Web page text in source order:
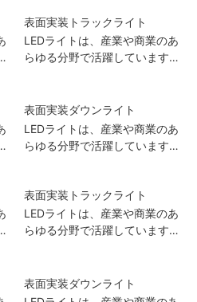
表面実装トラックライト
LEDライトは、産業や商業のあ
らゆる分野で活躍しています。
表面実装ダウンライト
LEDライトは、産業や商業のあ
らゆる分野で活躍しています。
表面実装トラックライト
LEDライトは、産業や商業のあ
らゆる分野で活躍しています。
表面実装ダウンライト